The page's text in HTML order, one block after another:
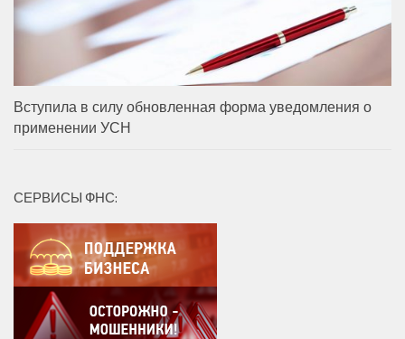
Вступила в силу обновленная форма уведомления о
применении УСН
СЕРВИСЫ ФНС: